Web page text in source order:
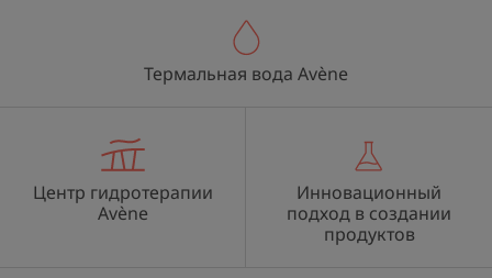
Термальная вода Avène
Центр гидротерапии
Avène
Инновационный
подход в создании
продуктов